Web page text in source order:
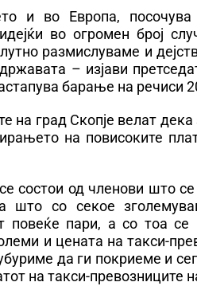
и во Европа,
во огромен број
размислуваме и
– изјави
барање на речиси
на град Скопје велат
на повисоките
состои од членови што
што со секое
повеќе пари, а со тоа
и цената на такси-
да ги покриеме и
на такси-превозниците